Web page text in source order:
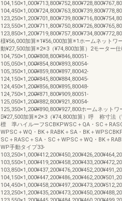
様¥56,000加算※1¥56,000加算※1ホームネットワ
動¥27,500加算※2※3（¥74,800加算）2モーター仕
104,750×1,000̶̶¥808,800¥846,80051-
105,050×1,000̶̶¥854,800¥893,80054-
105,350×1,000̶̶¥859,800¥897,80042-
124,150×1,200̶̶¥845,800¥884,80045-
124,450×1,200̶̶¥856,800¥895,80048-
124,750×1,200̶̶¥871,800¥909,80051-
125,050×1,200̶̶¥882,800¥921,80054-
125,350×1,200̶̶¥890,800¥927,800ホームネットワ
動̶¥27,500加算※2※3（¥74,800加算）呼 称寸法
標 準ハイルーフSCBKPWSC＋QA・SC＋
WPSC＋WQ・BK＋RABK＋SA・BK＋
SC＋RASC＋SA・SC＋WPSC＋WQ・BK＋
WP手動タイプ33-